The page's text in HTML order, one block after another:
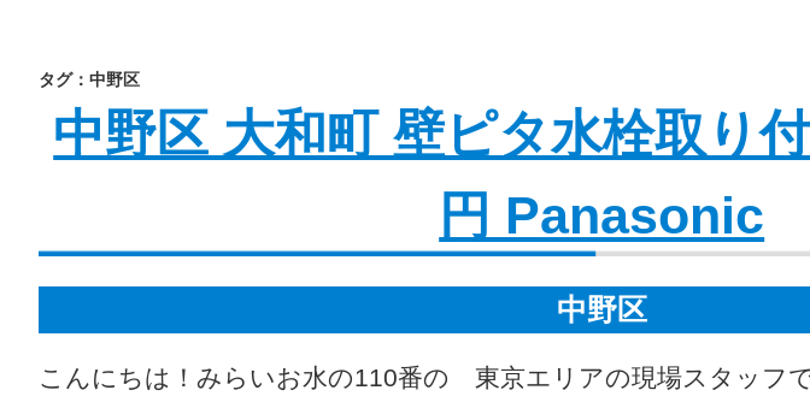
タグ：中野区
中野区 大和町 壁ピタ水栓取り
円 Panasonic
中野区
こんにちは！みらいお水の110番の 東京エリアの現場スタッフ